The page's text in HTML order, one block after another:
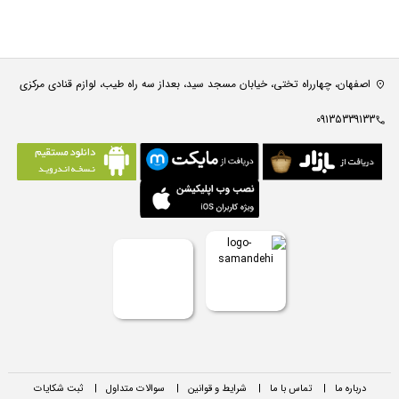
اصفهان، چهارراه تختی، خیابان مسجد سید، بعداز سه راه طیب، لوازم قنادی مرکزی
09135339133
درباره ما | تماس با ما | شرایط و قوانین | سوالات متداول | ثبت شکایات